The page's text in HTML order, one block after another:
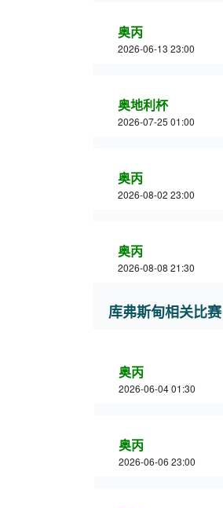
奥丙
2026-06-13 23:00
奥地利杯
2026-07-25 01:00
奥丙
2026-08-02 23:00
奥丙
2026-08-08 21:30
库弗斯甸相关比赛
奥丙
2026-06-04 01:30
奥丙
2026-06-06 23:00